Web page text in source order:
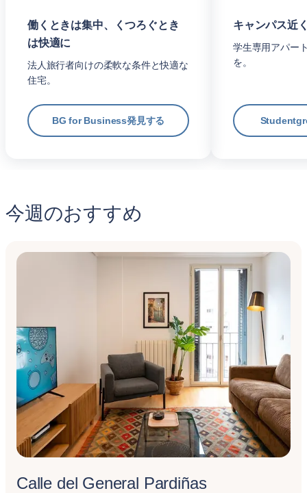
働くときは集中、くつろぐとき
は快適に
法人旅行者向けの柔軟な条件と快適な
住宅。
BG for Business発見する
キャンパス近
学生専用アパー
を。
今週のおすすめ
Calle del General Pardiñas